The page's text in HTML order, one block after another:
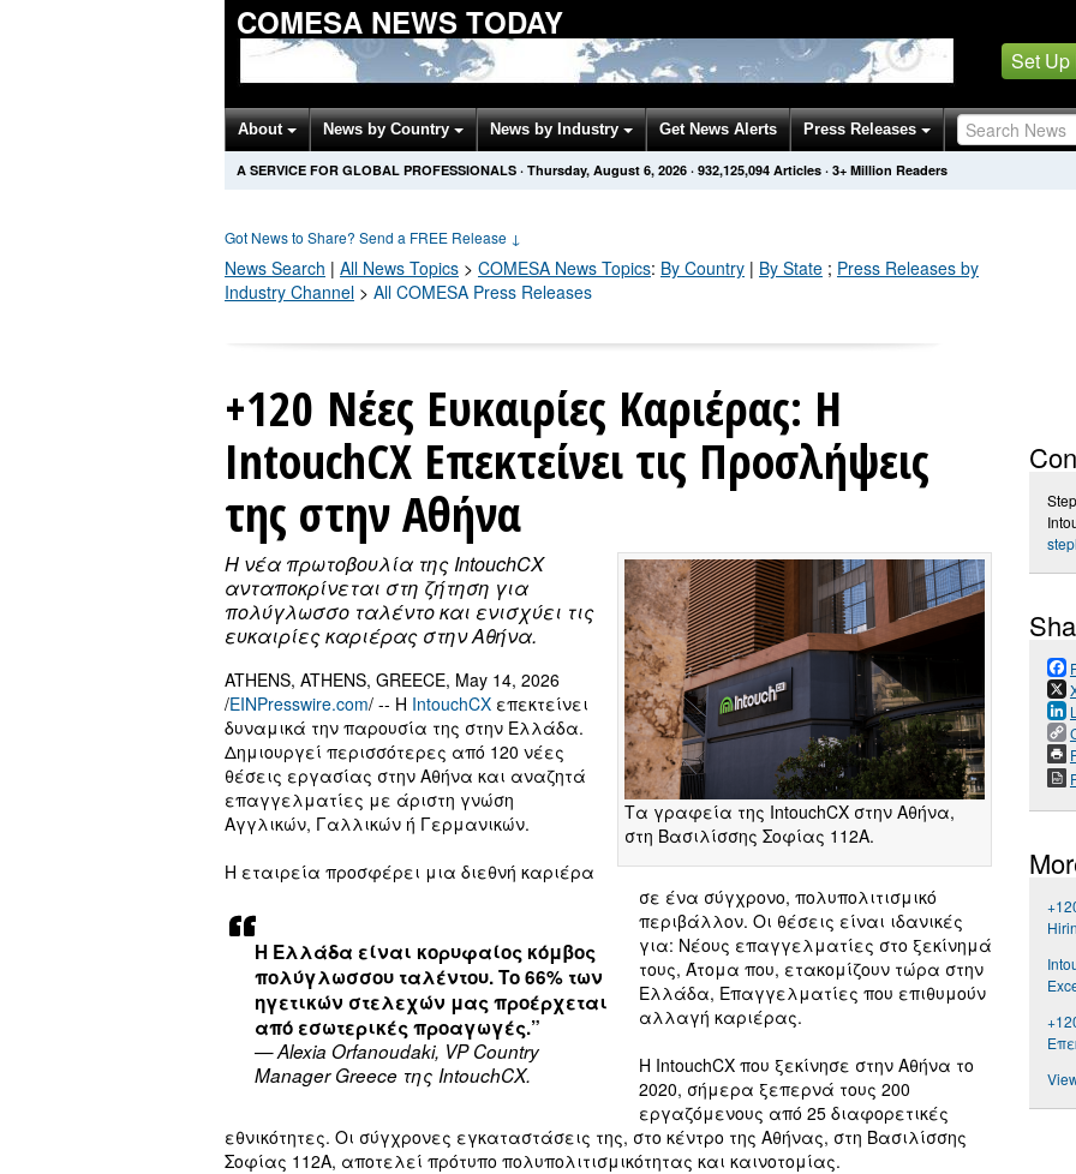
COMESA NEWS TODAY
Set Up
About News by Country News by Industry Get News Alerts Press Releases
A SERVICE FOR GLOBAL PROFESSIONALS · Thursday, August 6, 2026 · 932,125,097 Articles · 3+ Million Readers
Got News to Share? Send a FREE Release ↓
News Search | All News Topics > COMESA News Topics: By Country | By State ; Press Releases by
Industry Channel > All COMESA Press Releases
+120 Νέες Ευκαιρίες Καριέρας: Η
IntouchCX Επεκτείνει τις Προσλήψεις
της στην Αθήνα
Τα γραφεία της IntouchCX στην Αθήνα,
στη Βασιλίσσης Σοφίας 112Α.
Η νέα πρωτοβουλία της IntouchCX
ανταποκρίνεται στη ζήτηση για
πολύγλωσσο ταλέντο και ενισχύει τις
ευκαιρίες καριέρας στην Αθήνα.
Η Ελλάδα είναι κορυφαίος κόμβος
πολύγλωσσου ταλέντου. Το 66% των
ηγετικών στελεχών μας προέρχεται
από εσωτερικές προαγωγές.”
— Alexia Orfanoudaki, VP Country
Manager Greece της IntouchCX.
ATHENS, ATHENS, GREECE, May 14, 2026
/EINPresswire.com/ -- Η IntouchCX επεκτείνει
δυναμικά την παρουσία της στην Ελλάδα.
Δημιουργεί περισσότερες από 120 νέες
θέσεις εργασίας στην Αθήνα και αναζητά
επαγγελματίες με άριστη γνώση
Αγγλικών, Γαλλικών ή Γερμανικών.
Η εταιρεία προσφέρει μια διεθνή καριέρα
σε ένα σύγχρονο, πολυπολιτισμικό
περιβάλλον. Οι θέσεις είναι ιδανικές
για: Νέους επαγγελματίες στο ξεκίνημά
τους, Άτομα που, ετακομίζουν τώρα στην
Ελλάδα, Επαγγελματίες που επιθυμούν
αλλαγή καριέρας.
Η IntouchCX που ξεκίνησε στην Αθήνα το
2020, σήμερα ξεπερνά τους 200
εργαζόμενους από 25 διαφορετικές
εθνικότητες. Οι σύγχρονες εγκαταστάσεις της, στο κέντρο της Αθήνας, στη Βασιλίσσης
Σοφίας 112Α, αποτελεί πρότυπο πολυπολιτισμικότητας και καινοτομίας.